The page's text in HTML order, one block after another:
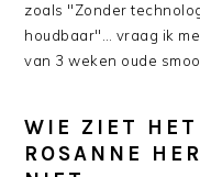
zoals "Zonder
houdbaar"… vraag ik
van 3 weken oude
WIE ZIET
ROSANNE